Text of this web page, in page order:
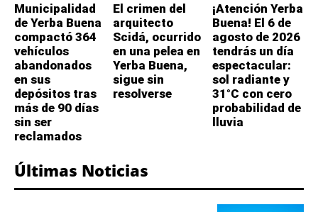
Municipalidad
de Yerba Buena
compactó 364
vehículos
abandonados
en sus
depósitos tras
más de 90 días
sin ser
reclamados
El crimen del
arquitecto
Scidá, ocurrido
en una pelea en
Yerba Buena,
sigue sin
resolverse
¡Atención Yerba
Buena! El 6 de
agosto de 2026
tendrás un día
espectacular:
sol radiante y
31°C con cero
probabilidad de
lluvia
Últimas Noticias